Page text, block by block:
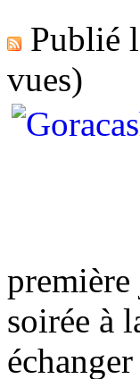
Publié
vues)
soirée à